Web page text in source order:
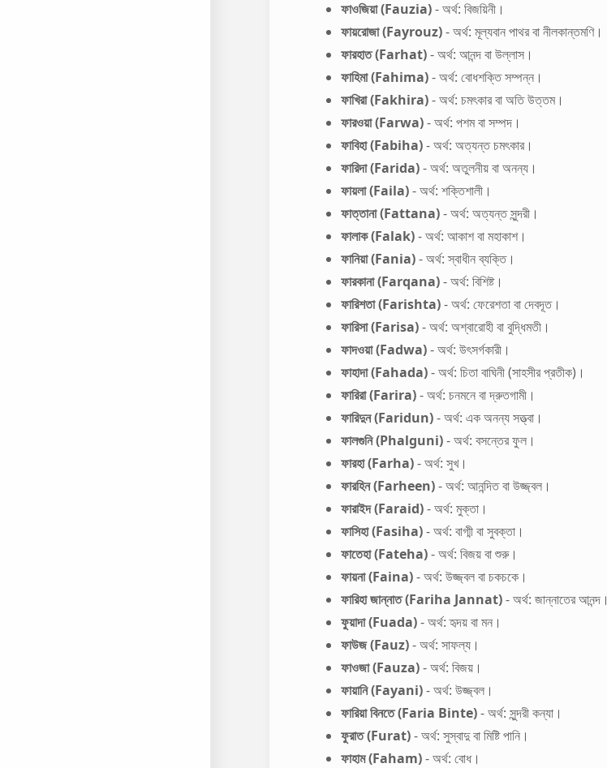
ফাওজিয়া (Fauzia)- অর্থ: বিজয়িনী।
ফায়রোজা (Fayrouz)- অর্থ: মূল্যবান পাথর বা নীলকান্তমণি।
ফারহাত (Farhat)- অর্থ: আনন্দ বা উল্লাস।
ফাহিমা (Fahima)- অর্থ: বোধশক্তি সম্পন্ন।
ফাখিরা (Fakhira)- অর্থ: চমৎকার বা অতি উত্তম।
ফারওয়া (Farwa)- অর্থ: পশম বা সম্পদ।
ফাবিহা (Fabiha)- অর্থ: অত্যন্ত চমৎকার।
ফারিদা (Farida)- অর্থ: অতুলনীয় বা অনন্য।
ফায়লা (Faila)- অর্থ: শক্তিশালী।
ফাত্তানা (Fattana)- অর্থ: অত্যন্ত সুন্দরী।
ফালাক (Falak)- অর্থ: আকাশ বা মহাকাশ।
ফানিয়া (Fania)- অর্থ: স্বাধীন ব্যক্তি।
ফারকানা (Farqana)- অর্থ: বিশিষ্ট।
ফারিশতা (Farishta)- অর্থ: ফেরেশতা বা দেবদূত।
ফারিসা (Farisa)- অর্থ: অশ্বারোহী বা বুদ্ধিমতী।
ফাদওয়া (Fadwa)- অর্থ: উৎসর্গকারী।
ফাহাদা (Fahada)- অর্থ: চিতা বাঘিনী (সাহসীর প্রতীক)।
ফারিরা (Farira)- অর্থ: চনমনে বা দ্রুতগামী।
ফারিদুন (Faridun)- অর্থ: এক অনন্য সত্ত্বা।
ফালগুনি (Phalguni)- অর্থ: বসন্তের ফুল।
ফারহা (Farha)- অর্থ: সুখ।
ফারহিন (Farheen)- অর্থ: আনন্দিত বা উজ্জ্বল।
ফারাইদ (Faraid)- অর্থ: মুক্তা।
ফাসিহা (Fasiha)- অর্থ: বাগ্মী বা সুবক্তা।
ফাতেহা (Fateha)- অর্থ: বিজয় বা শুরু।
ফায়না (Faina)- অর্থ: উজ্জ্বল বা চকচকে।
ফারিহা জান্নাত (Fariha Jannat)- অর্থ: জান্নাতের আনন্দ।
ফুয়াদা (Fuada)- অর্থ: হৃদয় বা মন।
ফাউজ (Fauz)- অর্থ: সাফল্য।
ফাওজা (Fauza)- অর্থ: বিজয়।
ফায়ানি (Fayani)- অর্থ: উজ্জ্বল।
ফারিয়া বিনতে (Faria Binte)- অর্থ: সুন্দরী কন্যা।
ফুরাত (Furat)- অর্থ: সুস্বাদু বা মিষ্টি পানি।
ফাহাম (Faham)- অর্থ: বোধ।